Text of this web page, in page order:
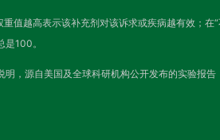
重值越高表示该补充剂对该诉求或疾病越有效；
是100。
明，源自美国及全球科研机构公开发布的实验报告